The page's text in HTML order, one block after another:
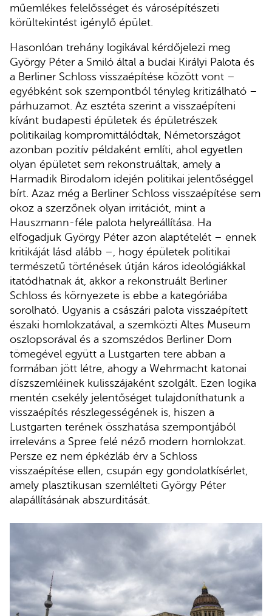
műemlékes felelősséget és városépítészeti
körültekintést igénylő épület.
Hasonlóan trehány logikával kérdőjelezi meg
György Péter a Smiló által a budai Királyi Palota és
a Berliner Schloss visszaépítése között vont –
egyébként sok szempontból tényleg kritizálható –
párhuzamot. Az esztéta szerint a visszaépíteni
kívánt budapesti épületek és épületrészek
politikailag kompromittálódtak, Németországot
azonban pozitív példaként említi, ahol egyetlen
olyan épületet sem rekonstruáltak, amely a
Harmadik Birodalom idején politikai jelentőséggel
bírt. Azaz még a Berliner Schloss visszaépítése sem
okoz a szerzőnek olyan irritációt, mint a
Hauszmann-féle palota helyreállítása. Ha
elfogadjuk György Péter azon alaptételét – ennek
kritikáját lásd alább –, hogy épületek politikai
természetű történések útján káros ideológiákkal
itatódhatnak át, akkor a rekonstruált Berliner
Schloss és környezete is ebbe a kategóriába
sorolható. Ugyanis a császári palota visszaépített
északi homlokzatával, a szemközti Altes Museum
oszlopsorával és a szomszédos Berliner Dom
tömegével együtt a Lustgarten tere abban a
formában jött létre, ahogy a Wehrmacht katonai
díszszemléinek kulisszájaként szolgált. Ezen logika
mentén csekély jelentőséget tulajdoníthatunk a
visszaépítés részlegességének is, hiszen a
Lustgarten terének összhatása szempontjából
irreleváns a Spree felé néző modern homlokzat.
Persze ez nem épkézláb érv a Schloss
visszaépítése ellen, csupán egy gondolatkísérlet,
amely plasztikusan szemlélteti György Péter
alapállításának abszurditását.